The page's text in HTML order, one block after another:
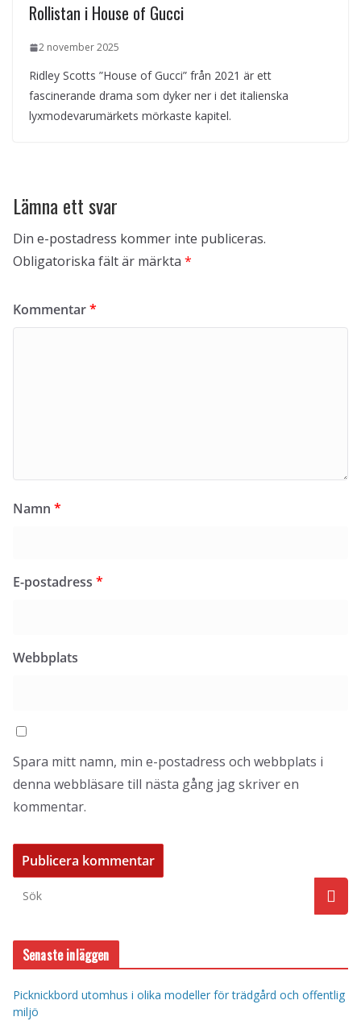
Rollistan i House of Gucci
2 november 2025
Ridley Scotts ”House of Gucci” från 2021 är ett
fascinerande drama som dyker ner i det italienska
lyxmodevarumärkets mörkaste kapitel.
Lämna ett svar
Din e-postadress kommer inte publiceras.
Obligatoriska fält är märkta *
Kommentar*
Namn *
E-postadress *
Webbplats
Spara mitt namn, min e-postadress och webbplats i
denna webbläsare till nästa gång jag skriver en
kommentar.
Senaste inläggen
Picknickbord utomhus i olika modeller för trädgård och offentlig
miljö